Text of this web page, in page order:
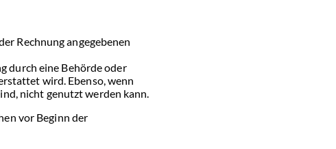
Rechnung angegebenen
durch eine Behörde oder
wird. Ebenso, wenn
nicht genutzt werden kann.
vor Beginn der